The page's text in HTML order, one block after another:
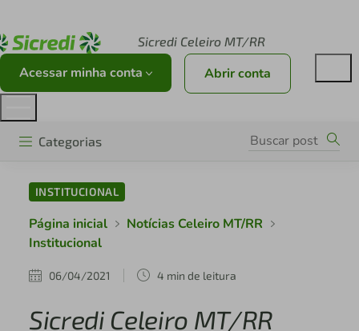
Sicredi Celeiro MT/RR
Acessar minha conta Abrir conta
Categorias
INSTITUCIONAL
Página inicial
Notícias Celeiro MT/RR
Institucional
06/04/2021 4 min de leitura
Sicredi Celeiro MT/RR